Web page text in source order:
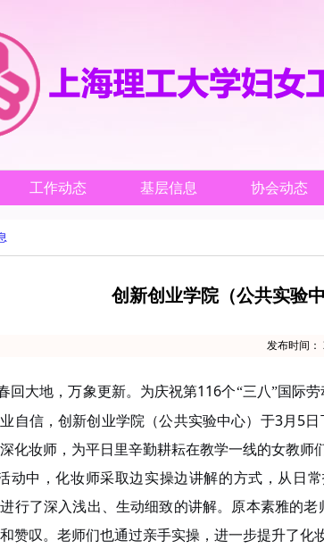
工作动态 基层信息 协会动态
创新创业学院（公共实验
发布时间：
回大地，万象更新。为庆祝第116个“三八”国际
自信，创新创业学院（公共实验中心）于3月 5
化妆师，为平日里辛勤耕耘在教学一线的女教师
动中，化妆师采取边实操边讲解的方式，从日
行了深入浅出、生动细致的讲解。原本素雅的
赞叹。老师们也通过亲手实操，进一步提升了化